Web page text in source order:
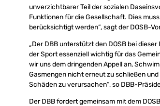
unverzichtbarer Teil der sozialen
Funktionen für die Gesellschaft. Dies
berücksichtigt werden“, sagt der DOSB-
„Der DBB unterstützt den DOSB bei
der Sport essenziell wichtig für das
wir uns dem dringenden Appell an,
Gasmengen nicht erneut zu schließen
Schäden zu verursachen“, so DBB-
Der DBB fordert gemeinsam mit dem